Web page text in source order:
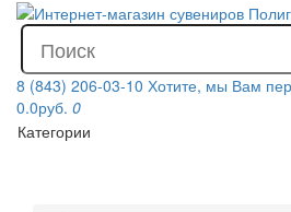
8 (843) 206-03-10 Хотите, мы Вам
0.0руб. 0
Категории